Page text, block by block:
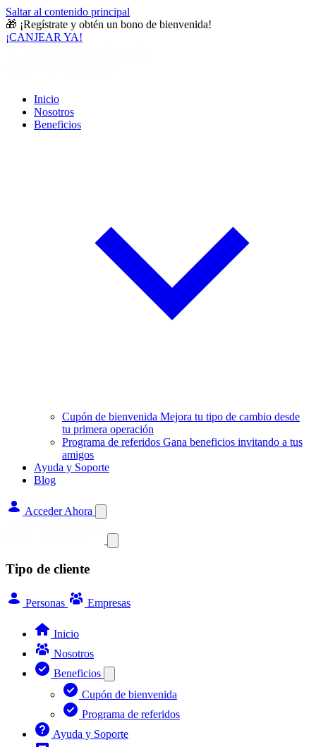
Saltar al contenido principal
🎁 ¡Regístrate y obtén un bono de bienvenida!
¡CANJEAR YA!
Inicio
Nosotros
Beneficios
Cupón de bienvenida Mejora tu tipo de cambio desde
tu primera operación
Programa de referidos Gana beneficios invitando a tus
amigos
Ayuda y Soporte
Blog
Acceder Ahora
Tipo de cliente
Personas Empresas
Inicio
Nosotros
Beneficios
Cupón de bienvenida
Programa de referidos
Ayuda y Soporte